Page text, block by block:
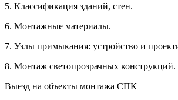
5. Классификация зданий, стен.
6. Монтажные материалы.
7. Узлы примыкания: устройство и
8. Монтаж светопрозрачных конструкций.
Выезд на объекты монтажа СПК